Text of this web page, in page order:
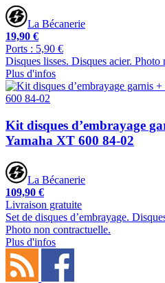
La Bécanerie
19,90 €
Ports : 5,90 €
Disques lisses. Disques acier. Photo
Plus d'infos
Kit disques d’embrayage
Yamaha XT 600 84-02
La Bécanerie
109,90 €
Livraison gratuite
Set de disques d’embrayage.
Photo non contractuelle.
Plus d'infos